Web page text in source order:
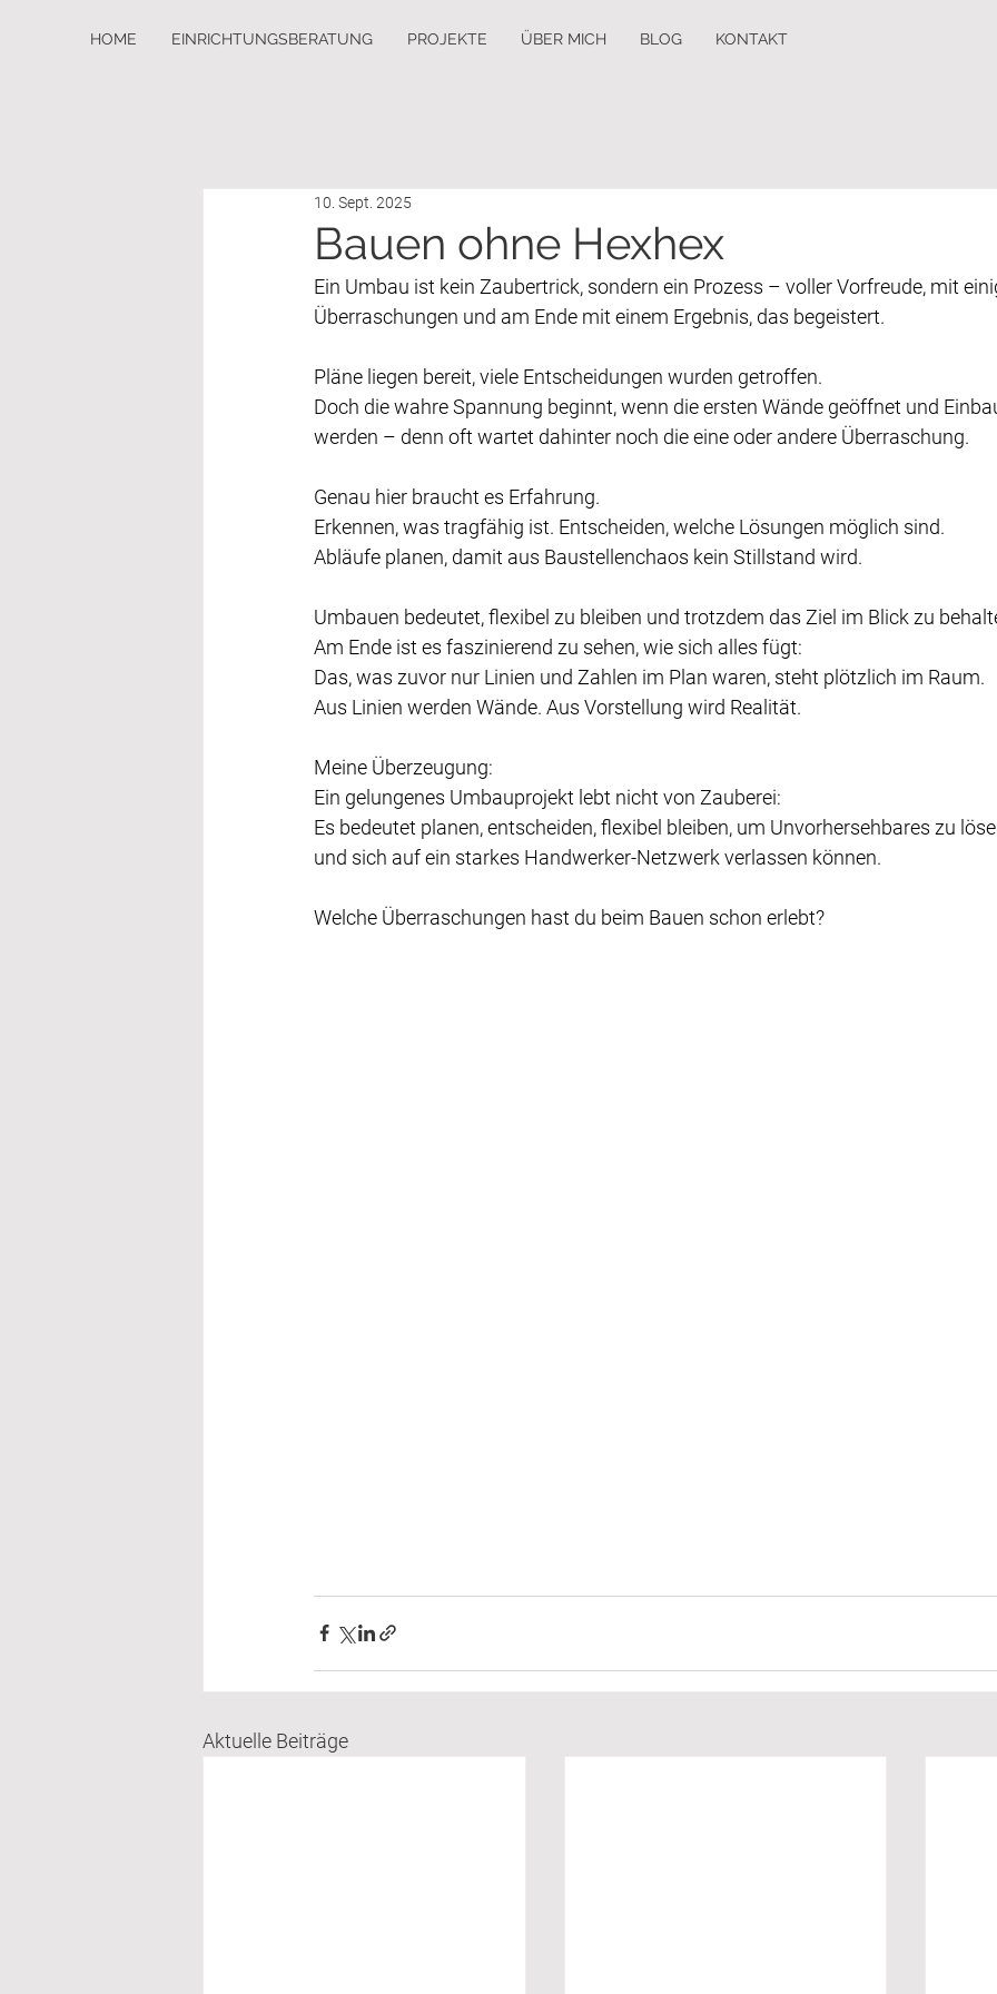
HOME EINRICHTUNGSBERATUNG PROJEKTE ÜBER MICH BLOG KONTAKT
Bauen ohne Hexhex
10. Sept. 2025
Ein Umbau ist kein Zaubertrick, sondern ein Prozess – voller Vorfreude, mit
Überraschungen und am Ende mit einem Ergebnis, das begeistert.
Pläne liegen bereit, viele Entscheidungen wurden getroffen.
Doch die wahre Spannung beginnt, wenn die ersten Wände geöffnet und
werden – denn oft wartet dahinter noch die eine oder andere Überraschung.
Genau hier braucht es Erfahrung.
Erkennen, was tragfähig ist. Entscheiden, welche Lösungen möglich sind.
Abläufe planen, damit aus Baustellenchaos kein Stillstand wird.
Umbauen bedeutet, flexibel zu bleiben und trotzdem das Ziel im Blick zu
Am Ende ist es faszinierend zu sehen, wie sich alles fügt:
Das, was zuvor nur Linien und Zahlen im Plan waren, steht plötzlich im Raum.
Aus Linien werden Wände. Aus Vorstellung wird Realität.
Meine Überzeugung:
Ein gelungenes Umbauprojekt lebt nicht von Zauberei:
Es bedeutet planen, entscheiden, flexibel bleiben, um Unvorhersehbares zu
und sich auf ein starkes Handwerker-Netzwerk verlassen können.
Welche Überraschungen hast du beim Bauen schon erlebt?
Aktuelle Beiträge